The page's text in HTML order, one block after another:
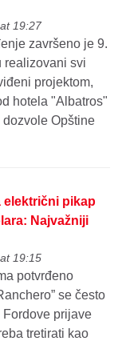
19:27
završeno je 9.
realizovani svi
projektom,
hotela "Albatros"
Opštine
električni pikap
Najvažniji
19:15
potvrđeno
se često
prijave
tretirati kao